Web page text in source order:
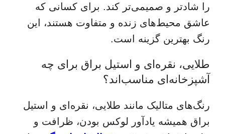
را شادتر و صمیمی‌تر کند. برای کسانی که
عاشق محیط‌های زنده و متفاوت هستند، این
رنگ بهترین گزینه است.
طلایی، نقره‌ای و استیل براق برای چه
آشپزخانه‌ای مناسب‌اند؟
رنگ‌های متالیک مانند طلایی، نقره‌ای و استیل
براق همیشه یادآور لوکس بودن، ظرافت و